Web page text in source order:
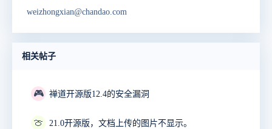
weizhongxian@chandao.com
相关帖子
🎮 禅道开源版12.4的安全漏洞
🍈 21.0开源版，文档上传的图片不显示。